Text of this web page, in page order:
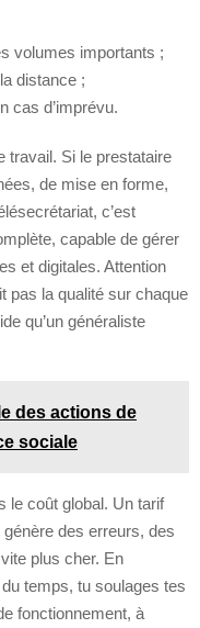
volumes importants ;
distance ;
cas d’imprévu.
travail. Si le prestataire
de mise en forme,
c’est
capable de gérer
et digitales. Attention
pas la qualité sur chaque
qu’un généraliste
des actions de
sociale
le coût global. Un tarif
des erreurs, des
plus cher. En
temps, tu soulages tes
fonctionnement, à